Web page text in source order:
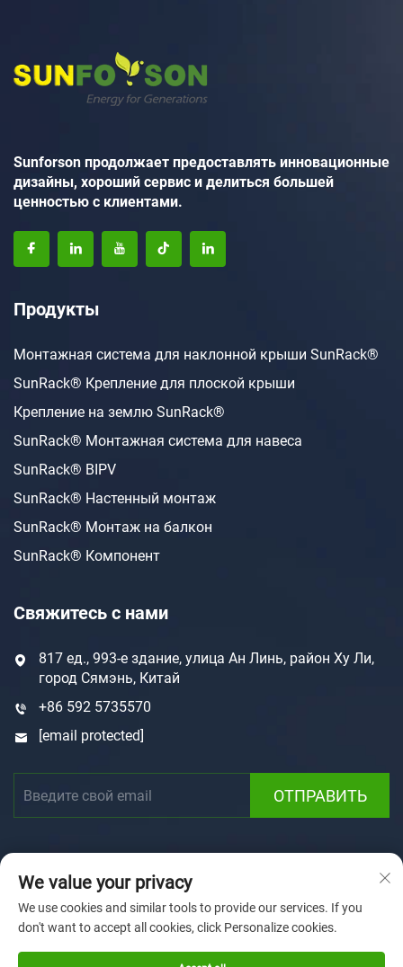
Sunforson продолжает предоставлять инновационные
дизайны, хороший сервис и делиться большей
ценностью с клиентами.
Продукты
Монтажная система для наклонной крыши SunRack®
SunRack® Крепление для плоской крыши
Крепление на землю SunRack®
SunRack® Монтажная система для навеса
SunRack® BIPV
SunRack® Настенный монтаж
SunRack® Монтаж на балкон
SunRack® Компонент
Свяжитесь с нами
817 ед., 993-е здание, улица Ан Линь, район Ху Ли,
город Сямэнь, Китай
+86 592 5735570
[email protected]
ОТПРАВИТЬ
Авторские права © 2025 Xiamen Sunforson Power Co.,
Политика конфиденциальности
We value your privacy
We use cookies and similar tools to provide our services. If you
don't want to accept all cookies, click Personalize cookies.